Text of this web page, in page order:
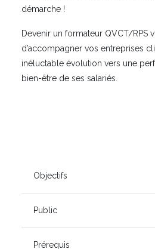
démarche !
Devenir un formateur QVCT/RPS
d’accompagner vos entreprises
inéluctable évolution vers une
bien-être de ses salariés.
Objectifs
Public
Prérequis